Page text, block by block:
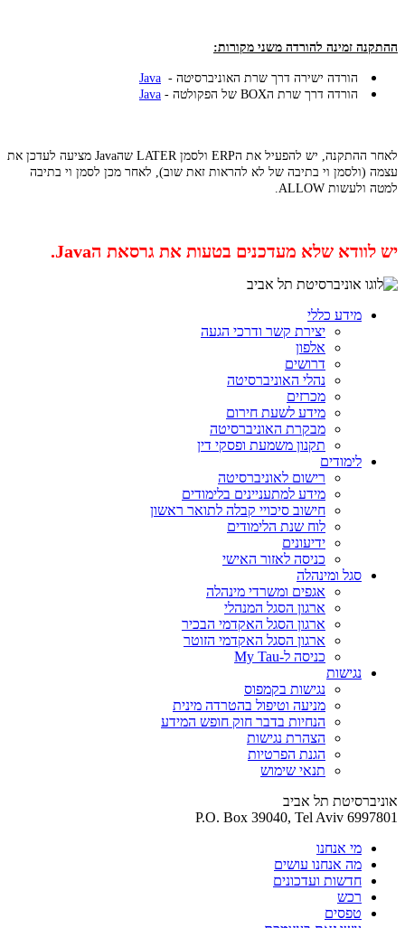
ההתקנה זמינה להורדה משני מקורות:
הורדה ישירה דרך שרת האוניברסיטה - Java
הורדה דרך שרת הBOX של הפקולטה -
Java
לאחר ההתקנה, יש להפעיל את הERP ולסמן LATER שהJava מציעה לעדכן את
עצמה (ולסמן וי בתיבה של לא להראות זאת שוב), לאחר מכן לסמן וי בתיבה
למטה ולעשות ALLOW.
יש לוודא שלא מעדכנים בטעות את גרסאת הJava.
מידע כללי
יצירת קשר ודרכי הגעה
אלפון
דרושים
נהלי האוניברסיטה
מכרזים
מידע לשעת חירום
מבקרת האוניברסיטה
תקנון משמעת ופסקי דין
לימודים
רישום לאוניברסיטה
מידע למתעניינים בלימודים
חישוב סיכויי קבלה לתואר ראשון
לוח שנת הלימודים
ידיעונים
כניסה לאזור האישי
סגל ומינהלה
אגפים ומשרדי מינהלה
ארגון הסגל המנהלי
ארגון הסגל האקדמי הבכיר
ארגון הסגל האקדמי הזוטר
כניסה ל-My Tau
נגישות
נגישות בקמפוס
מניעה וטיפול בהטרדה מינית
הנחיות בדבר חוק חופש המידע
הצהרת נגישות
הגנת הפרטיות
תנאי שימוש
אוניברסיטת תל אביב
P.O. Box 39040, Tel Aviv 6997801
מי אנחנו
מה אנחנו עושים
חדשות ועדכונים
רכש
טפסים